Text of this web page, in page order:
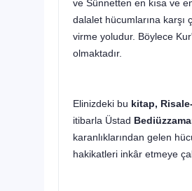
ve Sünnetten en kısa ve
dalalet hücumlarına karşı
virme yoludur. Böylece
olmaktadır.
Elinizdeki bu kitap,
itibarla Üstad
karanlıklarından gelen
haki­katleri inkâr etmeye